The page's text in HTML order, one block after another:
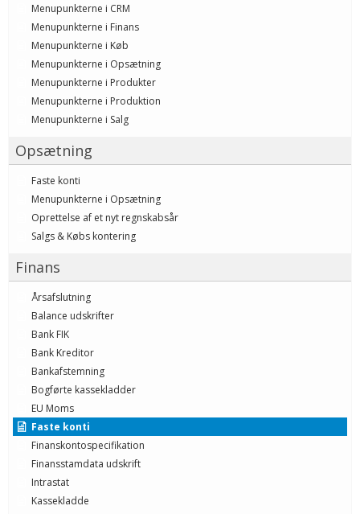
Menupunkterne i CRM
Menupunkterne i Finans
Menupunkterne i Køb
Menupunkterne i Opsætning
Menupunkterne i Produkter
Menupunkterne i Produktion
Menupunkterne i Salg
Opsætning
Faste konti
Menupunkterne i Opsætning
Oprettelse af et nyt regnskabsår
Salgs & Købs kontering
Finans
Årsafslutning
Balance udskrifter
Bank FIK
Bank Kreditor
Bankafstemning
Bogførte kassekladder
EU Moms
Faste konti
Finanskontospecifikation
Finansstamdata udskrift
Intrastat
Kassekladde